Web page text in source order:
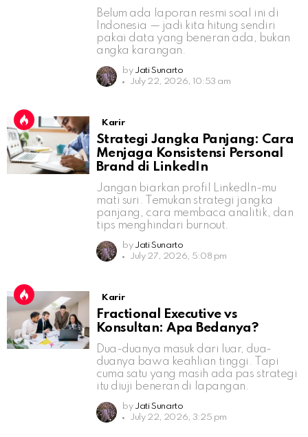
Belum ada laporan resmi soal ini di
Indonesia — jadi kita hitung sendiri
pakai data yang beneran ada, bukan
angka karangan.
by Jati Sunarto
July 22, 2026, 10:53 am
Karir
Strategi Jangka Panjang: Cara
Menjaga Konsistensi Personal
Brand di LinkedIn
Jangan biarkan profil LinkedIn-mu
mati suri. Temukan strategi jangka
panjang, cara membaca analitik, dan
tips menghindari burnout.
by Jati Sunarto
July 27, 2026, 5:08 pm
Karir
Fractional Executive vs
Konsultan: Apa Bedanya?
Dua-duanya masuk dari luar, dua-
duanya bawa keahlian tinggi. Tapi
cuma satu yang masih ada pas strategi
itu diuji beneran di lapangan.
by Jati Sunarto
July 22, 2026, 3:25 pm